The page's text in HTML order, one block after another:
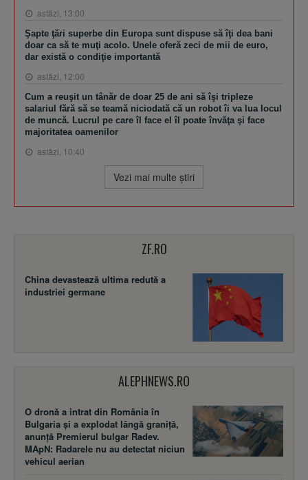
astăzi, 13:00
Şapte ţări superbe din Europa sunt dispuse să îţi dea bani
doar ca să te muţi acolo. Unele oferă zeci de mii de euro,
dar există o condiţie importantă
astăzi, 12:00
Cum a reuşit un tânăr de doar 25 de ani să îşi tripleze
salariul fără să se teamă niciodată că un robot îi va lua locul
de muncă. Lucrul pe care îl face el îl poate învăţa şi face
majoritatea oamenilor
astăzi, 10:40
Vezi mai multe ştiri
ZF.RO
China devastează ultima redută a
industriei germane
ALEPHNEWS.RO
O dronă a intrat din România în
Bulgaria și a explodat lângă graniță,
anunță Premierul bulgar Radev.
MApN: Radarele nu au detectat niciun
vehicul aerian